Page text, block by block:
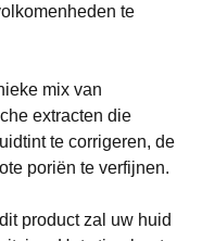
te
mix van
extracten die
te corrigeren, de
poriën te verfijnen.
product zal uw huid